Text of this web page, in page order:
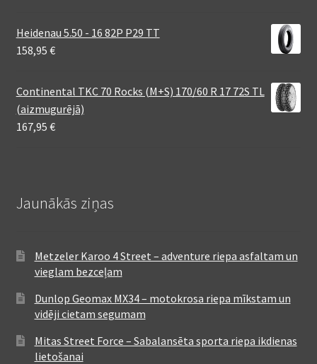
Heidenau 5.50 - 16 82P P29 TT
158,95 €
Continental TKC 70 Rocks (M+S) 170/60 R 17 72S TL
(aizmugurējā)
167,95 €
Jaunākās ziņas
Metzeler Karoo 4 Street – adventure riepa asfaltam un
vieglam bezceļam
Dunlop Geomax MX34 – motokrosa riepa mīkstam un
vidēji cietam segumam
Mitas Street Force – Sabalansēta sporta riepa ikdienas
lietošanai